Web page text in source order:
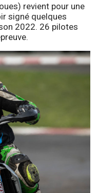
revient pour une
signé quelques
2022. 26 pilotes